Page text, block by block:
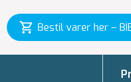
Bestil varer her –